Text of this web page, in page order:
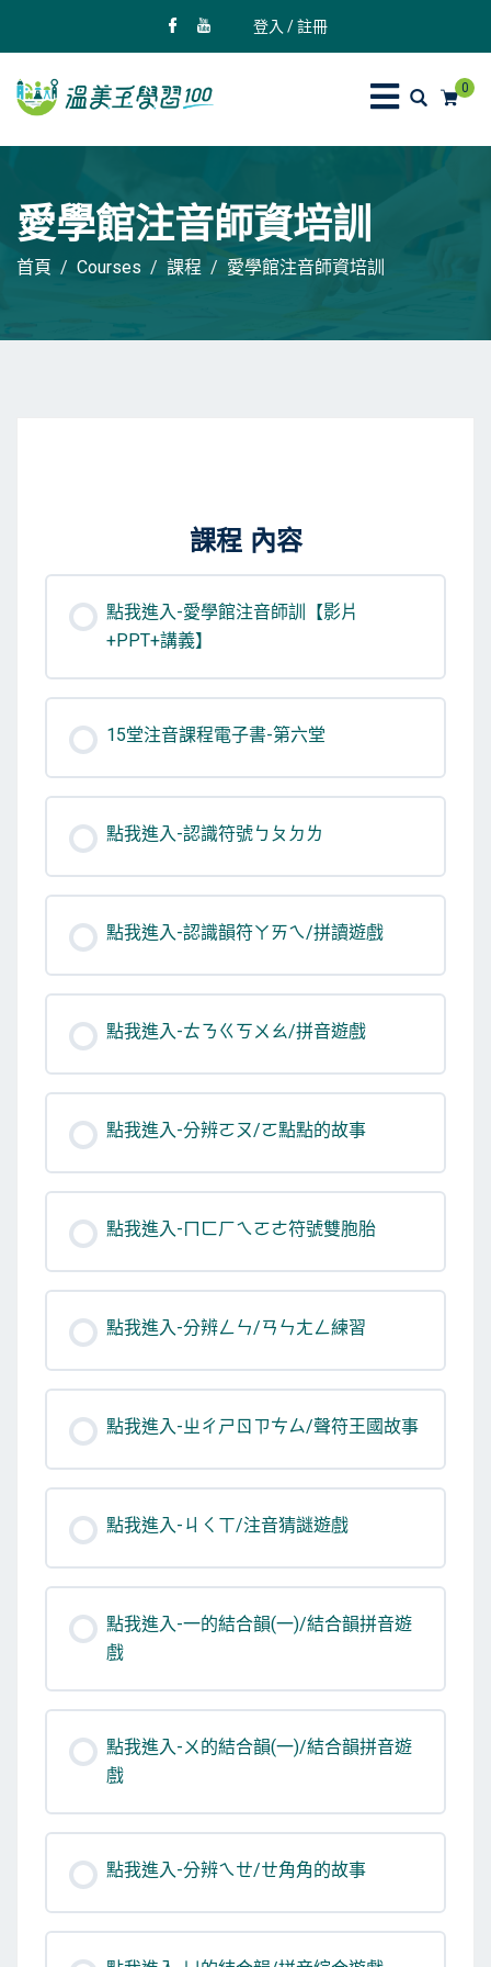
登入 / 註冊
0
愛學館注音師資培訓
首頁 Courses 課程 愛學館注音師資培訓
課程 內容
點我進入-愛學館注音師訓【影片
+PPT+講義】
15堂注音課程電子書-第六堂
點我進入-認識符號ㄅㄆㄉㄌ
點我進入-認識韻符ㄚㄞㄟ/拼讀遊戲
點我進入-ㄊㄋㄍㄎㄨㄠ/拼音遊戲
點我進入-分辨ㄛㄡ/ㄛ點點的故事
點我進入-ㄇㄈㄏㄟㄛㄜ符號雙胞胎
點我進入-分辨ㄥㄣ/ㄢㄣㄤㄥ練習
點我進入-ㄓㄔㄕㄖㄗㄘㄙ/聲符王國故事
點我進入-ㄐㄑㄒ/注音猜謎遊戲
點我進入-一的結合韻(一)/結合韻拼音遊
戲
點我進入-ㄨ的結合韻(一)/結合韻拼音遊
戲
點我進入-分辨ㄟㄝ/ㄝ角角的故事